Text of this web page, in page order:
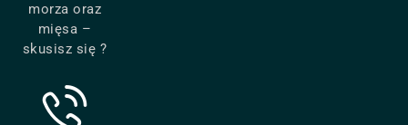
morza oraz
mięsa –
skusisz się ?